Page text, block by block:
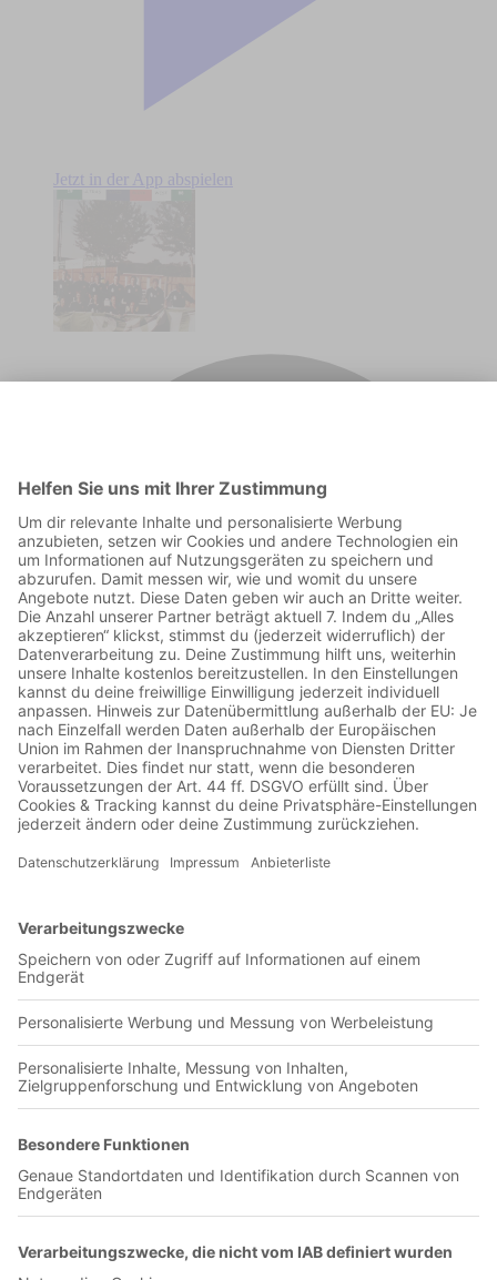
Jetzt in der App abspielen
00:11:52
1988 ist im Herbst 2000 erschienen. Sie berichten von der
gegen die Austria die Wiener-Skyline-Choreo vorbereitet
sowie durchgeführt haben und zur UEFA-Cup-Qualifikation
nach Albanien gereist sind. Auch von ihren Groundhopping-
Touren berichten die Verfasser. So waren sie unter anderem in
Italien, England und Deutschland sowie einem Spiel der EM
2000 unterwegs. Das Heft wird abgerundet von einer
FC Metz.
Olympia-Verlag GmbH